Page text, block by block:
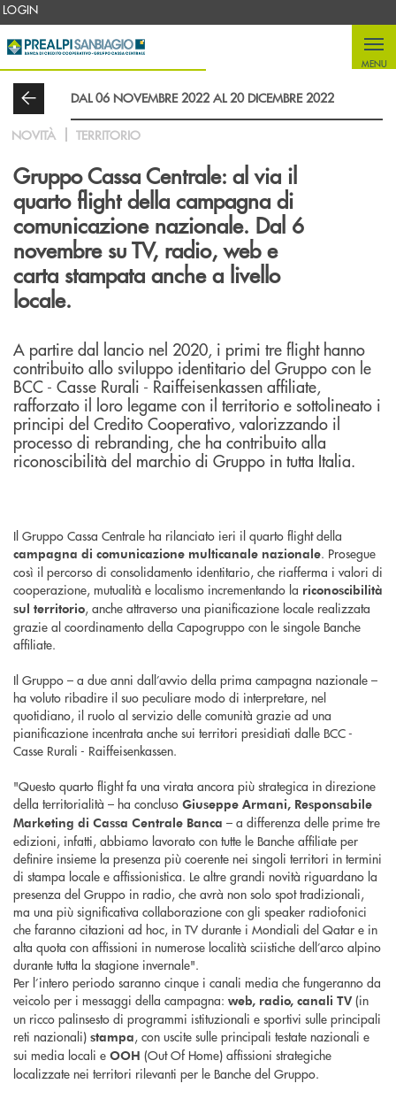
Salta al contenuto principale
LOGIN
MENU
DAL 06 NOVEMBRE 2022 AL 20 DICEMBRE 2022
NOVITÀ TERRITORIO
Gruppo Cassa Centrale: al via il
quarto flight della campagna di
comunicazione nazionale. Dal 6
novembre su TV, radio, web e
carta stampata anche a livello
locale.
A partire dal lancio nel 2020, i primi tre flight hanno
contribuito allo sviluppo identitario del Gruppo con le
BCC - Casse Rurali - Raiffeisenkassen affiliate,
rafforzato il loro legame con il territorio e sottolineato i
principi del Credito Cooperativo, valorizzando il
processo di rebranding, che ha contribuito alla
riconoscibilità del marchio di Gruppo in tutta Italia.
Il Gruppo Cassa Centrale ha rilanciato ieri il quarto flight della
campagna di comunicazione multicanale nazionale. Prosegue
così il percorso di consolidamento identitario, che riafferma i valori di
cooperazione, mutualità e localismo incrementando la riconoscibilità
sul territorio, anche attraverso una pianificazione locale realizzata
grazie al coordinamento della Capogruppo con le singole Banche
affiliate.
Il Gruppo – a due anni dall’avvio della prima campagna nazionale –
ha voluto ribadire il suo peculiare modo di interpretare, nel
quotidiano, il ruolo al servizio delle comunità grazie ad una
pianificazione incentrata anche sui territori presidiati dalle BCC -
Casse Rurali - Raiffeisenkassen.
"Questo quarto flight fa una virata ancora più strategica in direzione
della territorialità – ha concluso Giuseppe Armani, Responsabile
Marketing di Cassa Centrale Banca – a differenza delle prime tre
edizioni, infatti, abbiamo lavorato con tutte le Banche affiliate per
definire insieme la presenza più coerente nei singoli territori in termini
di stampa locale e affissionistica. Le altre grandi novità riguardano la
presenza del Gruppo in radio, che avrà non solo spot tradizionali,
ma una più significativa collaborazione con gli speaker radiofonici
che faranno citazioni ad hoc, in TV durante i Mondiali del Qatar e in
alta quota con affissioni in numerose località sciistiche dell’arco alpino
durante tutta la stagione invernale".
Per l’intero periodo saranno cinque i canali media che fungeranno da
veicolo per i messaggi della campagna: web, radio, canali TV(in
un ricco palinsesto di programmi istituzionali e sportivi sulle principali
reti nazionali) stampa, con uscite sulle principali testate nazionali e
sui media locali e OOH (Out Of Home) affissioni strategiche
localizzate nei territori rilevanti per le Banche del Gruppo.